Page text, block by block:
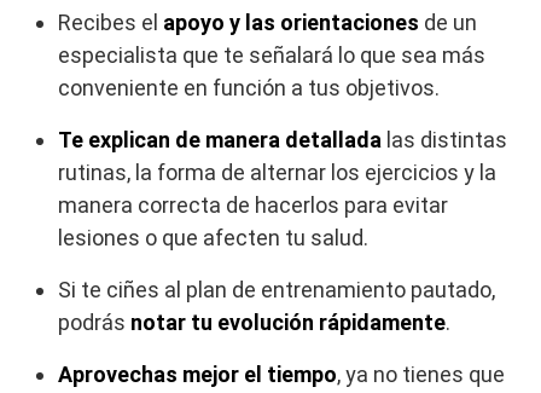
Recibes el apoyo y las orientaciones de un
especialista que te señalará lo que sea más
conveniente en función a tus objetivos.
Te explican de manera detallada las distintas
rutinas, la forma de alternar los ejercicios y la
manera correcta de hacerlos para evitar
lesiones o que afecten tu salud.
Si te ciñes al plan de entrenamiento pautado,
podrás notar tu evolución rápidamente.
Aprovechas mejor el tiempo, ya no tienes que